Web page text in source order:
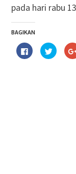
pada hari rabu
BAGIKAN
Klik
untuk
membagikan
Klik
untuk
berbagi